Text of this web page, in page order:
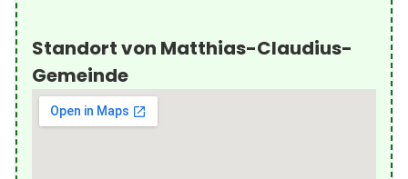
Standort von Matthias-Claudius-
Gemeinde